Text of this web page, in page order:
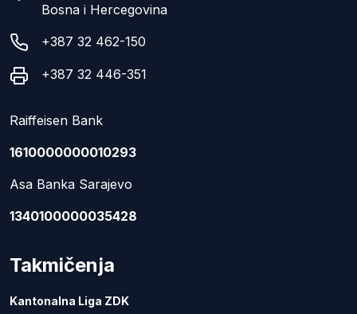
Bosna i Hercegovina
+387 32 462-150
+387 32 446-351
Raiffeisen Bank
1610000000010293
Asa Banka Sarajevo
1340100000035428
Takmičenja
Kantonalna Liga ZDK